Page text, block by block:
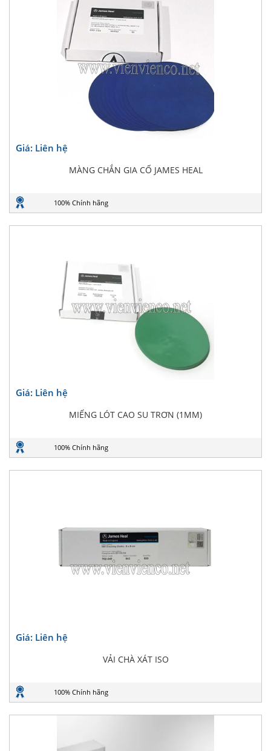
Giá: Liên hệ
MÀNG CHẮN GIA CỐ JAMES HEAL
100% Chính hãng
Giá: Liên hệ
MIẾNG LÓT CAO SU TRƠN (1MM)
100% Chính hãng
Giá: Liên hệ
VẢI CHÀ XÁT ISO
100% Chính hãng